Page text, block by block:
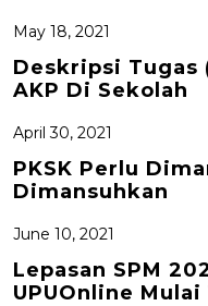
May 18, 2021
Deskripsi Tugas
AKP Di Sekolah
April 30, 2021
PKSK Perlu
Dimansuhkan
June 10, 2021
Lepasan SPM
UPUOnline Mulai